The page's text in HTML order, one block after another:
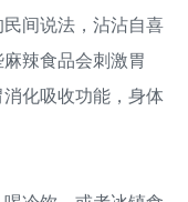
间说法，沾沾自喜
辣食品会刺激胃
化吸收功能，身体